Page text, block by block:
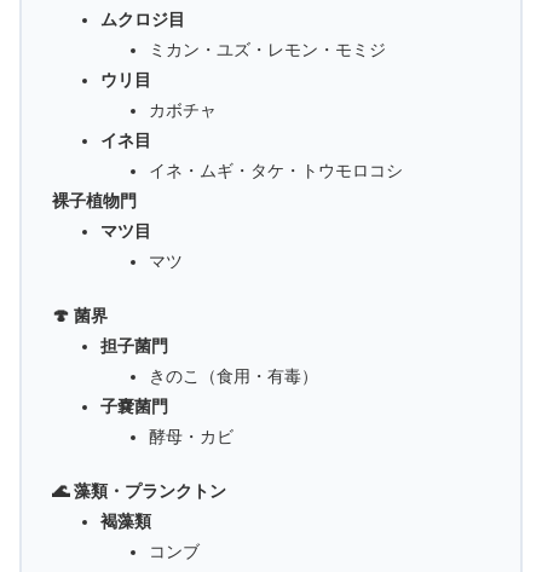
ムクロジ目
ミカン・ユズ・レモン・モミジ
ウリ目
カボチャ
イネ目
イネ・ムギ・タケ・トウモロコシ
裸子植物門
マツ目
マツ
🍄 菌界
担子菌門
きのこ（食用・有毒）
子嚢菌門
酵母・カビ
🌊 藻類・プランクトン
褐藻類
コンブ